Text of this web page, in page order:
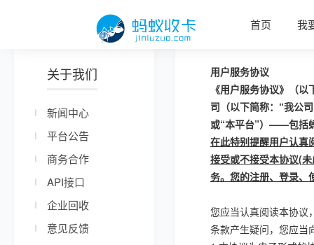
首页 我
关于我们
新闻中心
平台公告
商务合作
API接口
企业回收
意见反馈
用户服务协议
《用户服务协议》（
司（以下简称：“我公
或“本平台”）——包括
在此特别提醒用户认真
接受或不接受本协议(
务。您的注册、登录、
您应当认真阅读本协议
条款产生疑问，您应当